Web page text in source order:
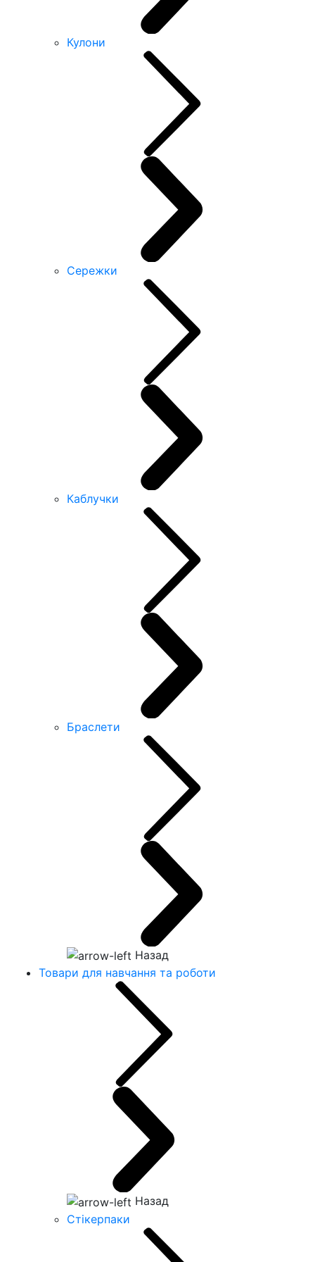
Кулони
Сережки
Каблучки
Браслети
Назад
Товари для навчання та роботи
Назад
Стікерпаки